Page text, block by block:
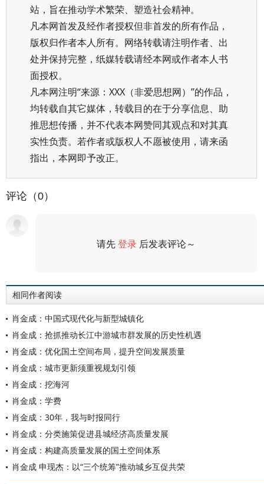
站，旨在推动学术繁荣、塑造社会精神。
凡本网首发及经作者授权但非首发的所有作品，
版权归作者本人所有。网络转载请注明作者、出
处并保持完整，纸媒转载请经本网或作者本人书
面授权。
凡本网注明“来源：XXX（非爱思想网）”的作品，
均转载自其它媒体，转载目的在于分享信息、助
推思想传播，并不代表本网赞同其观点和对其真
实性负责。若作者或版权人不愿被使用，请来函
指出，本网即予改正。
评论（0）
请先登录 后发表评论～
相同作者阅读
肖金成：中国式现代化与新型城镇化
肖金成：抢抓推动长江中游城市群发展的历史性机遇
肖金成：优化国土空间布局，提升空间发展质量
肖金成：城市更新须重视规划引领
肖金成：挖海河
肖金成：学费
肖金成：30年，我与时报同行
肖金成：分类施策促进县城经济高质量发展
肖金成：构建高质量发展的国土空间体系
肖金成 申现杰：以“三个统筹”推动城乡互促共荣